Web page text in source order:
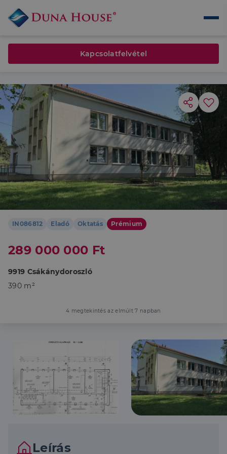
IN086812 Eladó Oktatás Prémium
289 000 000 Ft
9919 Csákánydoroszló
390 m²
4 megtekintés az elmúlt 7 napban
Leírás
Kapcsolatfelvétel